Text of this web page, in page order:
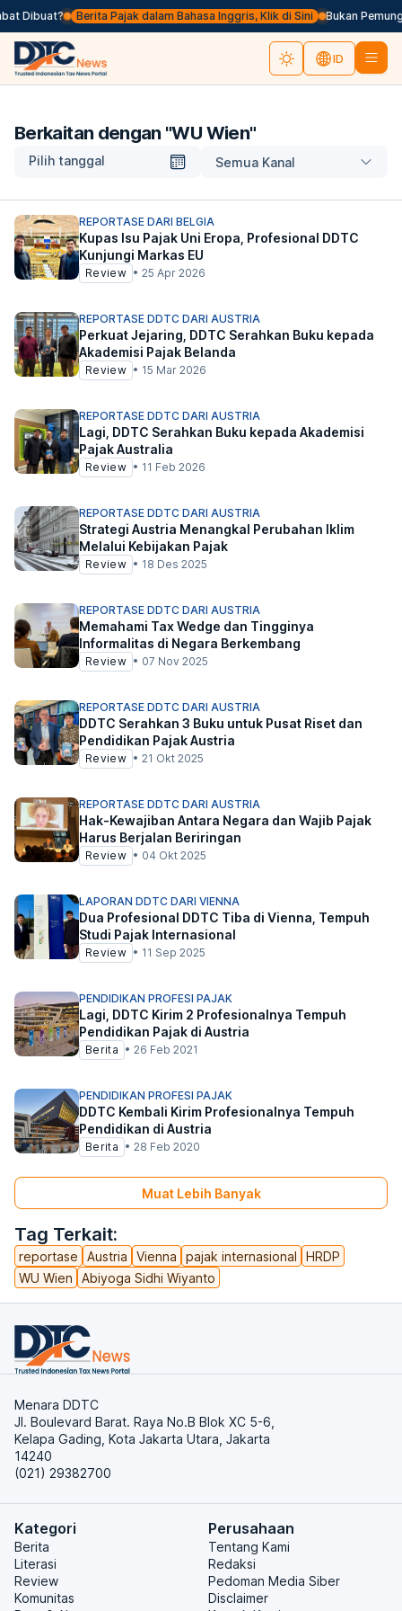
Dibuat? Berita Pajak dalam Bahasa Inggris, Klik di Sini Bukan
ID
Berkaitan dengan "WU Wien"
Pilih tanggal Semua Kanal
Tag Terkait:
reportase Austria Vienna pajak internasional
HRDP
WU Wien
Abiyoga Sidhi Wiyanto
REPORTASE DARI BELGIA
Kupas Isu Pajak Uni Eropa, Profesional DDTC
Kunjungi Markas EU
Review • 25 Apr 2026
REPORTASE DDTC DARI AUSTRIA
Perkuat Jejaring, DDTC Serahkan Buku kepada
Akademisi Pajak Belanda
Review • 15 Mar 2026
REPORTASE DDTC DARI AUSTRIA
Lagi, DDTC Serahkan Buku kepada Akademisi
Pajak Australia
Review • 11 Feb 2026
REPORTASE DDTC DARI AUSTRIA
Strategi Austria Menangkal Perubahan Iklim
Melalui Kebijakan Pajak
Review • 18 Des 2025
REPORTASE DDTC DARI AUSTRIA
Memahami Tax Wedge dan Tingginya
Informalitas di Negara Berkembang
Review • 07 Nov 2025
REPORTASE DDTC DARI AUSTRIA
DDTC Serahkan 3 Buku untuk Pusat Riset dan
Pendidikan Pajak Austria
Review • 21 Okt 2025
REPORTASE DDTC DARI AUSTRIA
Hak-Kewajiban Antara Negara dan Wajib Pajak
Harus Berjalan Beriringan
Review • 04 Okt 2025
LAPORAN DDTC DARI VIENNA
Dua Profesional DDTC Tiba di Vienna, Tempuh
Studi Pajak Internasional
Review • 11 Sep 2025
PENDIDIKAN PROFESI PAJAK
Lagi, DDTC Kirim 2 Profesionalnya Tempuh
Pendidikan Pajak di Austria
Berita • 26 Feb 2021
PENDIDIKAN PROFESI PAJAK
DDTC Kembali Kirim Profesionalnya Tempuh
Pendidikan di Austria
Berita • 28 Feb 2020
Muat Lebih Banyak
Menara DDTC
Jl. Boulevard Barat. Raya No.B Blok XC 5-6,
Kelapa Gading, Kota Jakarta Utara, Jakarta
14240
(021) 29382700
Kategori
Berita
Literasi
Review
Komunitas
Perusahaan
Tentang Kami
Redaksi
Pedoman Media Siber
Disclaimer